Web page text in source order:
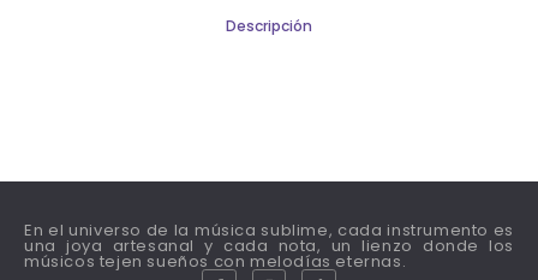
Descripción
En el universo de la música sublime, cada instrumento es
una joya artesanal y cada nota, un lienzo donde los
músicos tejen sueños con melodías eternas.